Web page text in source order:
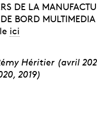
DE LA
BORD MULTIMEDIA
ici
Héritier (avril
2019)